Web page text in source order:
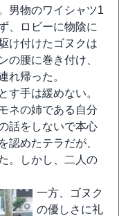
男物のワイシャツ1
、ロビーに物陰に
け付けたゴヌクは
の腰に巻き付け、
れ帰った。
す手は緩めない。
ネの姉である自分
話をしないで本心
認めたテラだが、
。しかし、二人の
一方、ゴヌク
の優しさに礼